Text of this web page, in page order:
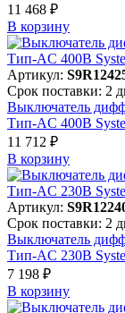
11 468 ₽
В корзинy
Артикул:
Срок поставки: 2
Выключатель
Тип-AC 400В
11 712 ₽
В корзинy
Артикул:
Срок поставки: 2
Выключатель
Тип-AC 230В
7 198 ₽
В корзинy